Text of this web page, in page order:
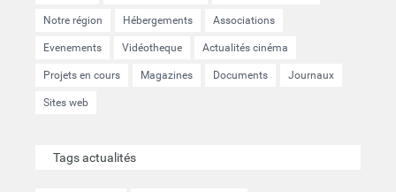
Notre région Hébergements Associations
Evenements Vidéotheque Actualités cinéma
Projets en cours Magazines Documents Journaux
Sites web
Tags actualités